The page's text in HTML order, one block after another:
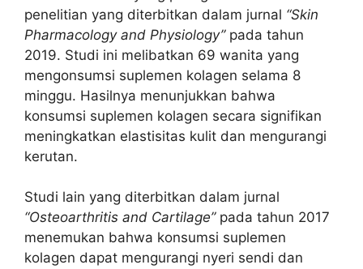
penelitian yang diterbitkan dalam jurnal “Skin
Pharmacology and Physiology”pada tahun
2019. Studi ini melibatkan 69 wanita yang
mengonsumsi suplemen kolagen selama 8
minggu. Hasilnya menunjukkan bahwa
konsumsi suplemen kolagen secara signifikan
meningkatkan elastisitas kulit dan mengurangi
kerutan.
Studi lain yang diterbitkan dalam jurnal
“Osteoarthritis and Cartilage”pada tahun 2017
menemukan bahwa konsumsi suplemen
kolagen dapat mengurangi nyeri sendi dan